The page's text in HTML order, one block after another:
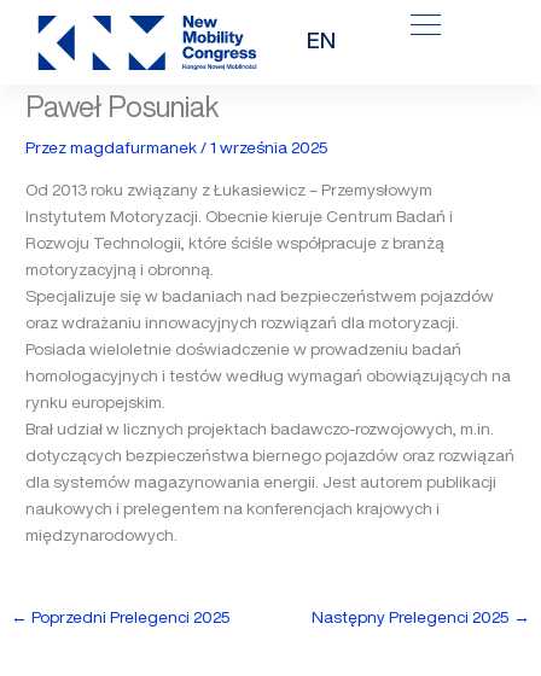
Przejdź
treści
EN
Paweł Posuniak
Przezmagdafurmanek/1 września 2025
Od 2013 roku związany z Łukasiewicz – Przemysłowym
Instytutem Motoryzacji. Obecnie kieruje Centrum Badań i
Rozwoju Technologii, które ściśle współpracuje z branżą
motoryzacyjną i obronną.
Specjalizuje się w badaniach nad bezpieczeństwem pojazdów
oraz wdrażaniu innowacyjnych rozwiązań dla motoryzacji.
Posiada wieloletnie doświadczenie w prowadzeniu badań
homologacyjnych i testów według wymagań obowiązujących na
rynku europejskim.
Brał udział w licznych projektach badawczo-rozwojowych, m.in.
dotyczących bezpieczeństwa biernego pojazdów oraz rozwiązań
dla systemów magazynowania energii. Jest autorem publikacji
naukowych i prelegentem na konferencjach krajowych i
międzynarodowych.
← Poprzedni Prelegenci 2025 Następny Prelegenci 2025 →